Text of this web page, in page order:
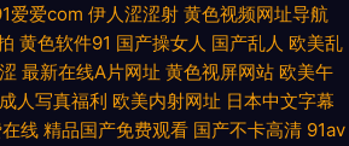
性黄页网站 成人午夜视频在线 免费午夜福利大
观看 超碰成人国产 老熟女午 香蕉网视频网
爱爱com 伊人涩涩射 黄色视频网址导航
黄色软件91 国产操女人 国产乱人 欧美乱
最新在线A片网址 黄色视屏网站 欧美午
成人写真福利 欧美内射网址 日本中文字幕
线 精品国产免费观看 国产不卡高清 91av